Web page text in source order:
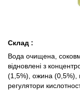
Склад :
Вода очищена,
відновлені з
(1,5%), ожина (0,5%),
регулятори